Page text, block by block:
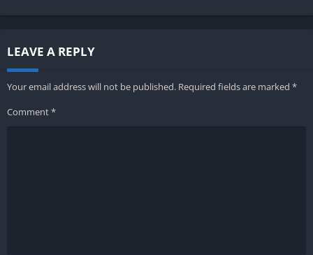
LEAVE A REPLY
Your email address will not be published. Required fields are marked *
Comment*